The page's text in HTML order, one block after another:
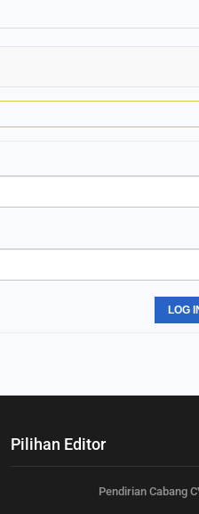
LOG
Pilihan Editor
Pendirian Cabang